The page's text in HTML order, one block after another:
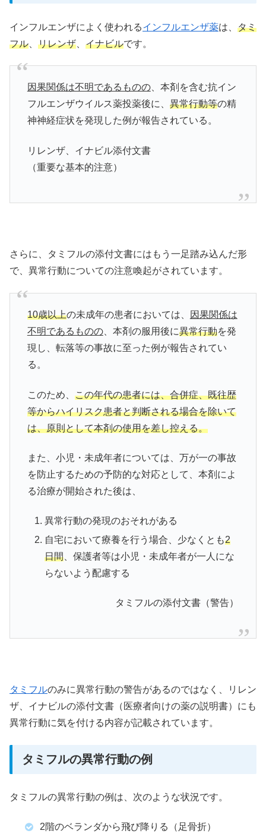
インフルエンザによく使われるインフルエンザ薬は、 タミ
フル
リレンザ イナビルです。
因果関係は不明であるものの、本剤を含む抗イン
フルエンザウイルス薬投薬後に、 異常行動等の精
神神経症状を発現した例が報告されている。
リレンザ、イナビル添付文書
（重要な基本的注意）
さらに、タミフルの添付文書にはもう一足踏み込んだ形
で、異常行動についての注意喚起がされています。
10歳以上の未成年の患者においては、
因果関係は
不明であるものの、本剤の服用後に異常行動を発
現し、転落等の事故に至った例が報告されてい
る。
このため、 この年代の患者には、合併症、既往歴
等からハイリスク患者と判断される場合を除いて
は、原則として本剤の使用を差し控える。
また、小児・未成年者については、万が一の事故
を防止するための予防的な対応として、本剤によ
る治療が開始された後は、
異常行動の発現のおそれがある
自宅において療養を行う場合、少なくとも2
日間、保護者等は小児・未成年者が一人にな
らないよう配慮する
タミフルの添付文書（警告）
タミフルのみに異常行動の警告があるのではなく、リレン
ザ、イナビルの添付文書（医療者向けの薬の説明書）にも
異常行動に気を付ける内容が記載されています。
タミフルの異常行動の例
タミフルの異常行動の例は、次のような状況です。
2階のベランダから飛び降りる（足骨折）